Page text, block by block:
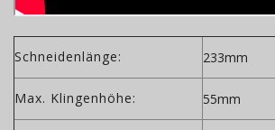
Schneidenlänge: 233mm
Max. Klingenhöhe: 55mm